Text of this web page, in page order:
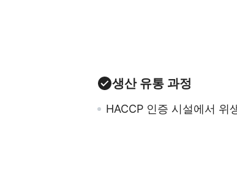
생산 유통 과정
HACCP 인증 시설에서 위